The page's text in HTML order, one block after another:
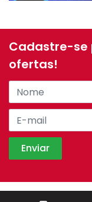
Cadastre-se
ofertas!